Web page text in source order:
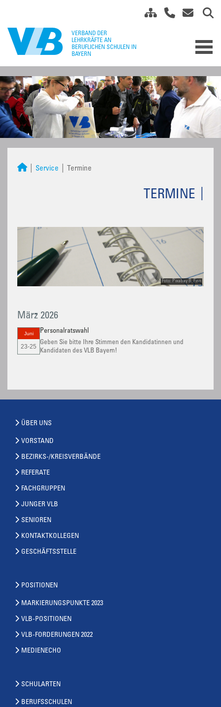
Service Termine
TERMINE
Foto: Pixabay B. Finn
März 2026
Juni
23-25
Personalratswahl
Geben Sie bitte Ihre Stimmen den Kandidatinnen und
Kandidaten des VLB Bayern!
ÜBER UNS
VORSTAND
BEZIRKS-/KREISVERBÄNDE
REFERATE
FACHGRUPPEN
JUNGER VLB
SENIOREN
KONTAKTKOLLEGEN
GESCHÄFTSSTELLE
POSITIONEN
MARKIERUNGSPUNKTE 2023
VLB-POSITIONEN
VLB-FORDERUNGEN 2022
MEDIENECHO
SCHULARTEN
BERUFSSCHULEN